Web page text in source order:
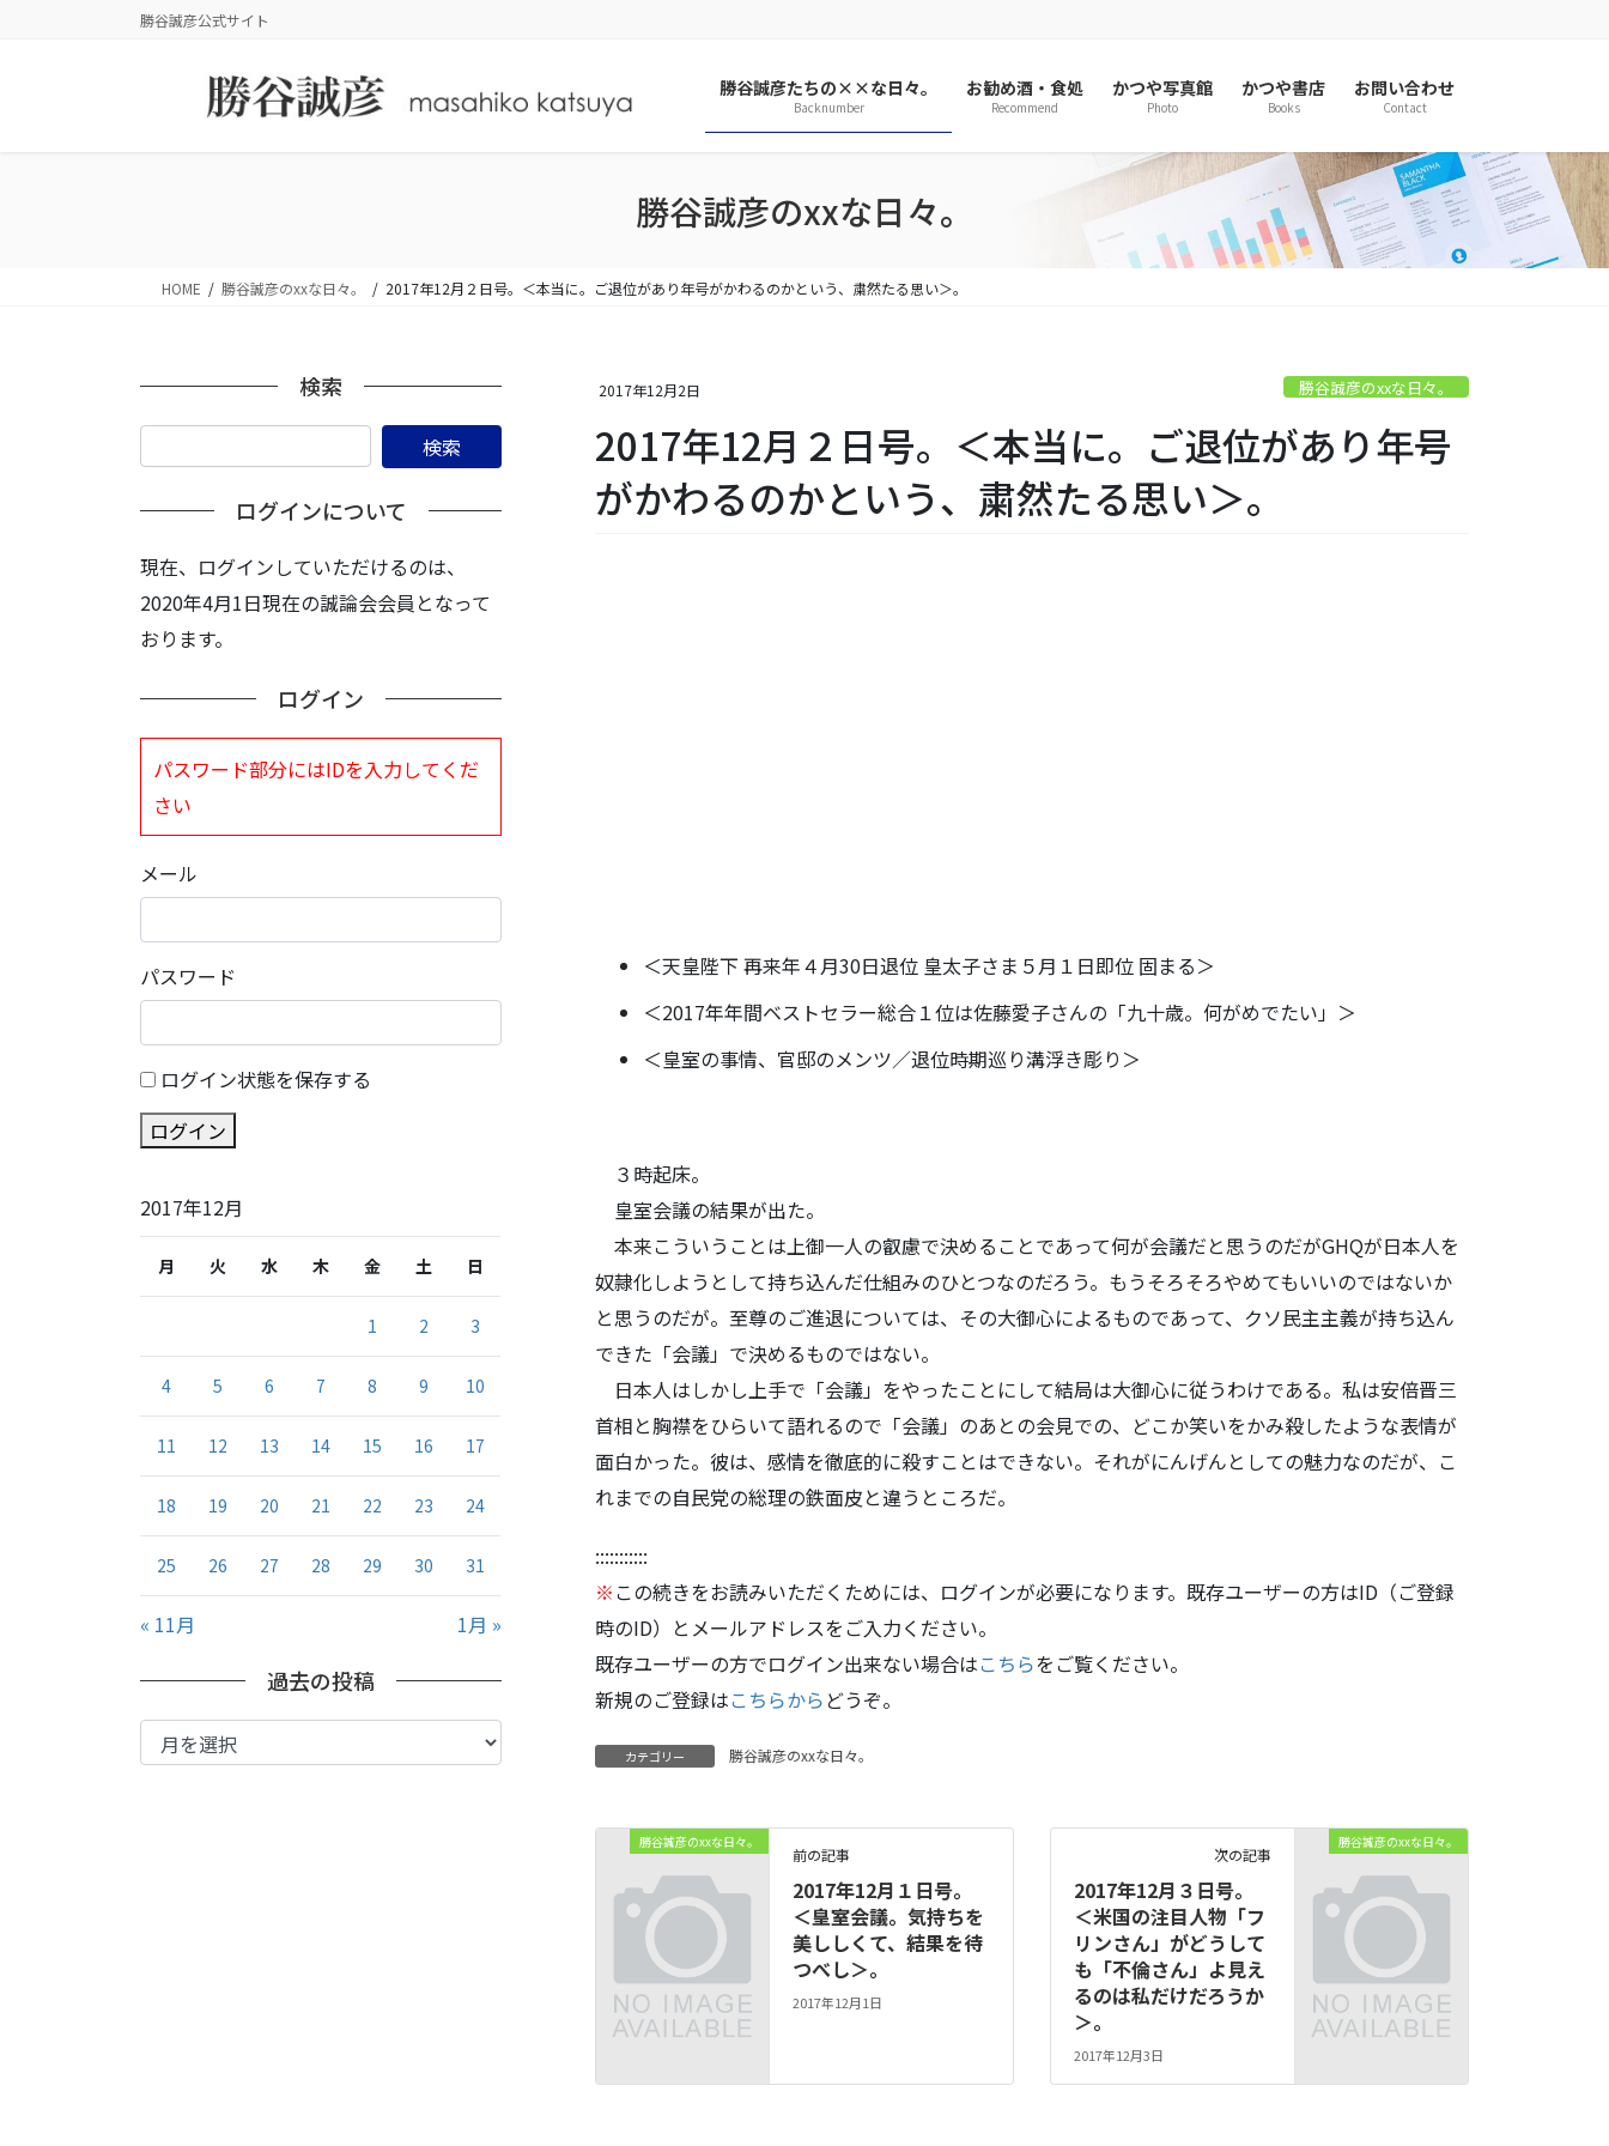
勝谷誠彦公式サイト
勝谷誠彦たちの××な日々。
Backnumber
お勧め酒・食処
Recommend
かつや写真館
Photo
かつや書店
Books
お問い合わせ
Contact
勝谷誠彦のxxな日々。
HOME 勝谷誠彦のxxな日々。 2017年12月２日号。＜本当に。ご退位があり年号がかわるのかという、粛然たる思い＞。
2017年12月2日 勝谷誠彦のxxな日々。
2017年12月２日号。＜本当に。ご退位があり年号
がかわるのかという、粛然たる思い＞。
＜天皇陛下 再来年４月30日退位 皇太子さま５月１日即位 固まる＞
＜2017年年間ベストセラー総合１位は佐藤愛子さんの「九十歳。何がめでたい」＞
＜皇室の事情、官邸のメンツ／退位時期巡り溝浮き彫り＞
３時起床。
皇室会議の結果が出た。
本来こういうことは上御一人の叡慮で決めることであって何が会議だと思うのだがGHQが日本人を
奴隷化しようとして持ち込んだ仕組みのひとつなのだろう。 もうそろそろやめてもいいのではないか
と思うのだが。 至尊のご進退については、その大御心によるものであって、 クソ民主主義が持ち込ん
できた「会議」で決めるものではない。
日本人はしかし上手で「会議」 をやったことにして結局は大御心に従うわけである。 私は安倍晋三
首相と胸襟をひらいて語れるので「会議」 のあとの会見での、 どこか笑いをかみ殺したような表情が
面白かった。彼は、 感情を徹底的に殺すことはできない。 それがにんげんとしての魅力なのだが、 こ
れまでの自民党の総理の鉄面皮と違うところだ。
:::::::::::
※ この続きをお読みいただくためには、ログインが必要になります。既存ユーザーの方はID（ご登録
時のID）とメールアドレスをご入力ください。
既存ユーザーの方でログイン出来ない場合はこちらをご覧ください。
新規のご登録はこちらから どうぞ。
カテゴリー 勝谷誠彦のxxな日々。
勝谷誠彦のxxな日々。
前の記事
2017年12月１日号。
＜皇室会議。気持ちを
美ししくて、結果を待
つべし＞。
2017年12月1日
勝谷誠彦のxxな日々。
次の記事
2017年12月３日号。
＜米国の注目人物「フ
リンさん」がどうして
も「不倫さん」よ見え
るのは私だけだろうか
＞。
2017年12月3日
検索
ログインについて
現在、ログインしていただけるのは、
2020年4月1日現在の誠論会会員となって
おります。
ログイン
パスワード部分にはIDを入力してくだ
さい
メール
パスワード
ログイン状態を保存する
ログイン
2017年12月
月 火 水 木 金 土 日
1 2 3
4 5 6 7 8 9 10
11 12 13 14 15 16 17
18 19 20 21 22 23 24
25 26 27 28 29 30 31
« 11月 1月 »
過去の投稿
過
去